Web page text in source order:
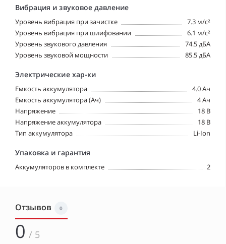
Вибрация и звуковое давление
Уровень вибрация при зачистке
7.3 м/с²
Уровень вибрация при шлифовании
6.1 м/с²
Уровень звукового давления
74.5 дБА
Уровень звуковой мощности
85.5 дБА
Электрические хар-ки
Емкость аккумулятора
4.0 Ач
Емкость аккумулятора (Ач)
4 Ач
Напряжение
18 В
Напряжение аккумулятора
18 В
Тип аккумулятора
Li-Ion
Упаковка и гарантия
Аккумуляторов в комплекте 2
Отзывов 0
0 / 5